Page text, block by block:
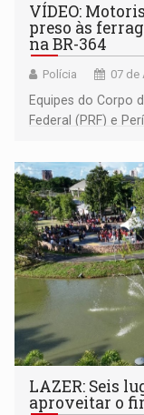
VÍDEO:
preso às
na BR-364
Polícia 07 de
Equipes do Corpo
Federal (PRF) e
LAZER: Seis
aproveitar o